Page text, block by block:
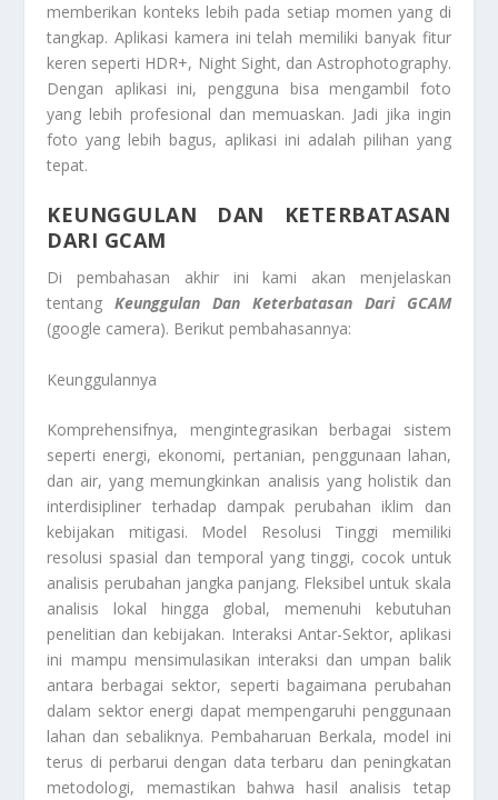
memberikan konteks lebih pada setiap momen yang di
tangkap. Aplikasi kamera ini telah memiliki banyak fitur
keren seperti HDR+, Night Sight, dan Astrophotography.
Dengan aplikasi ini, pengguna bisa mengambil foto
yang lebih profesional dan memuaskan. Jadi jika ingin
foto yang lebih bagus, aplikasi ini adalah pilihan yang
tepat.
KEUNGGULAN DAN KETERBATASAN
DARI GCAM
Di pembahasan akhir ini kami akan menjelaskan
tentangKeunggulan Dan Keterbatasan Dari GCAM
(google camera). Berikut pembahasannya:
Keunggulannya
Komprehensifnya, mengintegrasikan berbagai sistem
seperti energi, ekonomi, pertanian, penggunaan lahan,
dan air, yang memungkinkan analisis yang holistik dan
interdisipliner terhadap dampak perubahan iklim dan
kebijakan mitigasi. Model Resolusi Tinggi memiliki
resolusi spasial dan temporal yang tinggi, cocok untuk
analisis perubahan jangka panjang. Fleksibel untuk skala
analisis lokal hingga global, memenuhi kebutuhan
penelitian dan kebijakan. Interaksi Antar-Sektor, aplikasi
ini mampu mensimulasikan interaksi dan umpan balik
antara berbagai sektor, seperti bagaimana perubahan
dalam sektor energi dapat mempengaruhi penggunaan
lahan dan sebaliknya. Pembaharuan Berkala, model ini
terus di perbarui dengan data terbaru dan peningkatan
metodologi, memastikan bahwa hasil analisis tetap